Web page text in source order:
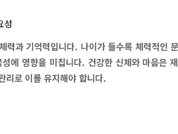
성
력과 기억력입니다. 나이가 들수록 체력적인
에 영향을 미칩니다. 건강한 신체와 마음은
리로 이를 유지해야 합니다.